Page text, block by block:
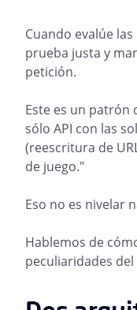
Cuando evalúe
prueba justa y
petición.
Este es un patrón
sólo API con las
(reescritura de
de juego."
Eso no es nivelar
Hablemos de
peculiaridades